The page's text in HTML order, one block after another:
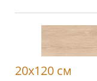
20x120 см